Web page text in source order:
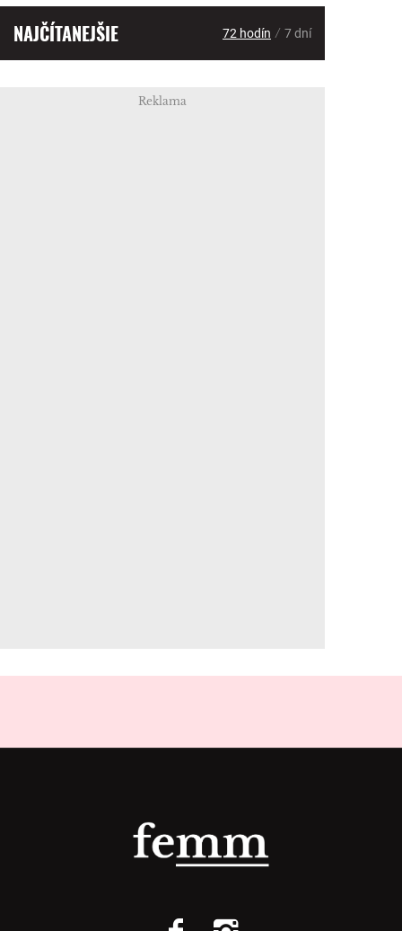
NAJČÍTANEJŠIE 72 hodín / 7 dní
Reklama